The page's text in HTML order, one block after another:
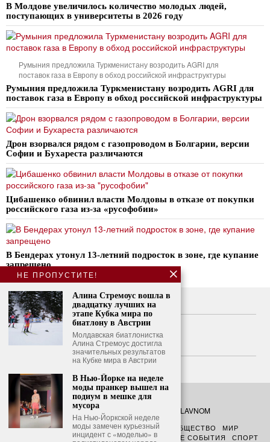
В Молдове увеличилось количество молодых людей,
поступающих в университеты в 2026 году
Румыния предложила Туркменистану возродить AGRI для
поставок газа в Европу в обход российской инфраструктуры
Румыния предложила Туркменистану возродить AGRI для
поставок газа в Европу в обход российской инфраструктуры
Дрон взорвался рядом с газопроводом в Болгарии, версии
Софии и Бухареста различаются
Цибашенко обвинил власти Молдовы в отказе от покупки
российского газа из-за «русофобии»
В Бендерах утонул 13-летний подросток в зоне, где купание
запрещено
О нас
Свяжитесь с нами
Политика конфиденциальности
Политика использования файлов cookie
© 2026- Все права защищены. O GLAVNOM
О ГЛАВНОМ ПОЛИТИКА ФИНАНСЫ ОБЩЕСТВО
МИР
ПРАВОСУДИЕ ЧРЕЗВЫЧАЙНЫЕ СОБЫТИЯ СПОРТ
НЕ ПРОПУСТИТЕ!
Алина Стремоус вошла в
двадцатку лучших на
этапе Кубка мира по
биатлону в Австрии
Молдавская биатлонистка
Алина Стремоус достигла
значительных результатов
на Кубке мира в Австрии
В Нью-Йорке на неделе
моды пранкер вышел на
подиум в мешке для
мусора
На Нью-Йоркской неделе
моды замечен курьезный
инцидент с «моделью» в